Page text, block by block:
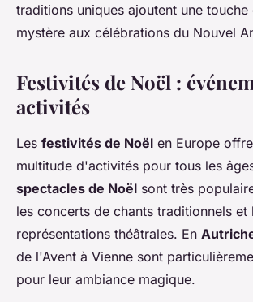
traditions uniques ajoutent une
mystère aux célébrations du Nouvel
Festivités de Noël :
activités
Les festivités de Noël en Europe
multitude d'activités pour tous les
spectacles de Noël sont très
les concerts de chants traditionnels et
représentations théâtrales. En
de l'Avent à Vienne sont
pour leur ambiance magique.